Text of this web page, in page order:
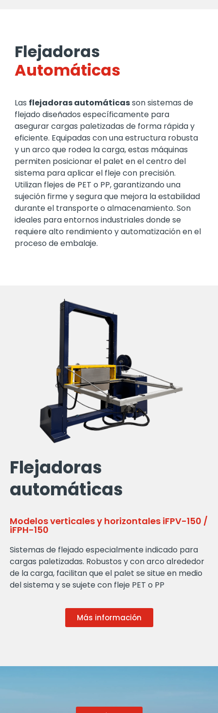
Flejadoras
Automáticas
Las flejadoras automáticasson sistemas de
flejado diseñados específicamente para
asegurar cargas paletizadas de forma rápida y
eficiente. Equipadas con una estructura robusta
y un arco que rodea la carga, estas máquinas
permiten posicionar el palet en el centro del
sistema para aplicar el fleje con precisión.
Utilizan flejes de PET o PP, garantizando una
sujeción firme y segura que mejora la estabilidad
durante el transporte o almacenamiento. Son
ideales para entornos industriales donde se
requiere alto rendimiento y automatización en el
proceso de embalaje.
Flejadoras
automáticas
Modelos verticales y horizontales iFPV-150 /
iFPH-150
Sistemas de flejado especialmente indicado para
cargas paletizadas. Robustos y con arco alrededor
de la carga, facilitan que el palet se situe en medio
del sistema y se sujete con fleje PET o PP
Más información